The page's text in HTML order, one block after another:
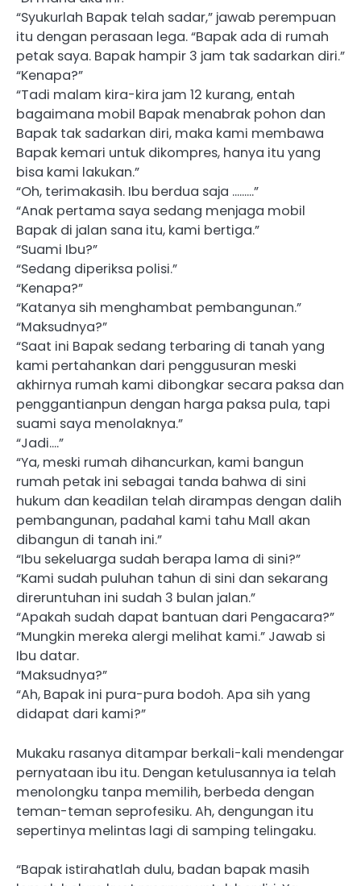
“Syukurlah Bapak telah sadar,” jawab perempuan
itu dengan perasaan lega. “Bapak ada di rumah
petak saya. Bapak hampir 3 jam tak sadarkan diri.”
“Kenapa?”
“Tadi malam kira-kira jam 12 kurang, entah
bagaimana mobil Bapak menabrak pohon dan
Bapak tak sadarkan diri, maka kami membawa
Bapak kemari untuk dikompres, hanya itu yang
bisa kami lakukan.”
“Oh, terimakasih. Ibu berdua saja ………”
“Anak pertama saya sedang menjaga mobil
Bapak di jalan sana itu, kami bertiga.”
“Suami Ibu?”
“Sedang diperiksa polisi.”
“Kenapa?”
“Katanya sih menghambat pembangunan.”
“Maksudnya?”
“Saat ini Bapak sedang terbaring di tanah yang
kami pertahankan dari penggusuran meski
akhirnya rumah kami dibongkar secara paksa dan
penggantianpun dengan harga paksa pula, tapi
suami saya menolaknya.”
“Jadi….”
“Ya, meski rumah dihancurkan, kami bangun
rumah petak ini sebagai tanda bahwa di sini
hukum dan keadilan telah dirampas dengan dalih
pembangunan, padahal kami tahu Mall akan
dibangun di tanah ini.”
“Ibu sekeluarga sudah berapa lama di sini?”
“Kami sudah puluhan tahun di sini dan sekarang
direruntuhan ini sudah 3 bulan jalan.”
“Apakah sudah dapat bantuan dari Pengacara?”
“Mungkin mereka alergi melihat kami.” Jawab si
Ibu datar.
“Maksudnya?”
“Ah, Bapak ini pura-pura bodoh. Apa sih yang
didapat dari kami?”
Mukaku rasanya ditampar berkali-kali mendengar
pernyataan ibu itu. Dengan ketulusannya ia telah
menolongku tanpa memilih, berbeda dengan
teman-teman seprofesiku. Ah, dengungan itu
sepertinya melintas lagi di samping telingaku.
“Bapak istirahatlah dulu, badan bapak masih